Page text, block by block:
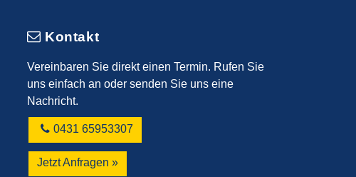
Kontakt
Vereinbaren Sie direkt einen Termin. Rufen Sie
uns einfach an oder senden Sie uns eine
Nachricht.
0431 65953307
Jetzt Anfragen »